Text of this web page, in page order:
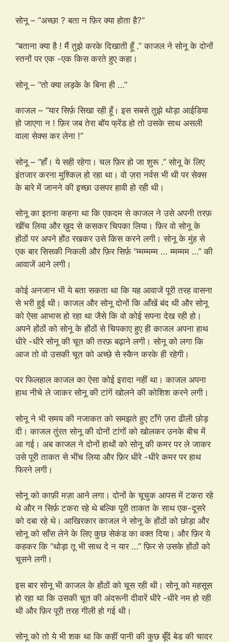
सोनू – “अच्छा ? बता न फ़िर क्या होता है?”
“बताना क्या है ! मैं तुझे करके दिखाती हूँ .” काजल ने सोनू के दोनों
स्तनों पर एक -एक किस करते हुए कहा।
सोनू – “तो क्या लड़के के बिना ही …”
काजल – “यार सिर्फ़ सिखा रही हूँ। इस सबसे तुझे थोड़ा आईडिया
हो जाएगा न ! फ़िर जब तेरा बॉय फ्रेंड हो तो उसके साथ असली
वाला सेक्स कर लेना !”
सोनू – “हाँ। ये सही रहेगा। चल फ़िर हो जा शुरू .” सोनू के लिए
इंतजार करना मुश्किल हो रहा था। वो ज़रा नर्वस भी थी पर सेक्स
के बारे में जानने की इच्छा उसपर हावी हो रही थी।
सोनू का इतना कहना था कि एकदम से काजल ने उसे अपनी तरफ़
खींच लिया और ख़ुद से कसकर चिपका लिया। फ़िर वो सोनू के
होंठों पर अपने होंठ रखकर उसे किस करने लगी। सोनू के मुंह से
एक बार सिसकी निकली और फ़िर सिर्फ़ “म्मम्मम्म … म्मम्मम …” की
आवाजें आने लगी।
कोई अनजान भी ये बता सकता था कि यह आवाजें पूरी तरह वासना
से भरी हुई थी। काजल और सोनू दोनों कि आँखें बंद थी और सोनू
को ऐसा आभास हो रहा था जैसे कि वो कोई सपना देख रही हो।
अपने होंठों को सोनू के होंठों से चिपकाए हुए ही काजल अपना हाथ
धीरे -धीरे सोनू की चूत की तरफ़ बढ़ाने लगी। सोनू को लगा कि
आज तो वो उसकी चूत को अच्छे से स्कैन करके ही रहेगी।
पर फिलहाल काजल का ऐसा कोई इरादा नहीं था। काजल अपना
हाथ नीचे ले जाकर सोनू की टांगें खोलने की कोशिश करने लगी।
सोनू ने भी समय की नजाकत को समझते हुए टाँगे ज़रा ढीली छोड़
दी। काजल तुंरत सोनू की दोनों टांगों को खोलकर उनके बीच में
आ गई। अब काजल ने दोनों हाथों को सोनू की कमर पर ले जाकर
उसे पूरी ताकत से भींच लिया और फ़िर धीरे -धीरे कमर पर हाथ
फिरने लगी।
सोनू को काफ़ी मज़ा आने लगा। दोनों के चूचुक आपस में टकरा रहे
थे और न सिर्फ़ टकरा रहे थे बल्कि पूरी ताकत के साथ एक-दूसरे
को दबा रहे थे। आखिरकार काजल ने सोनू के होंठों को छोड़ा और
सोनू को साँस लेने के लिए कुछ सेकंड का वक्त दिया। और फ़िर ये
कहकर कि “थोड़ा तू भी साथ दे न यार …” फ़िर से उसके होंठों को
चूसने लगी।
इस बार सोनू भी काजल के होंठों को चूस रही थी। सोनू को महसूस
हो रहा था कि उसकी चूत की अंदरूनी दीवारें धीरे -धीरे नम हो रही
थी और फ़िर पूरी तरह गीली हो गई थी।
सोनू को तो ये भी शक था कि कहीं पानी की कुछ बूँदें बेड की चादर